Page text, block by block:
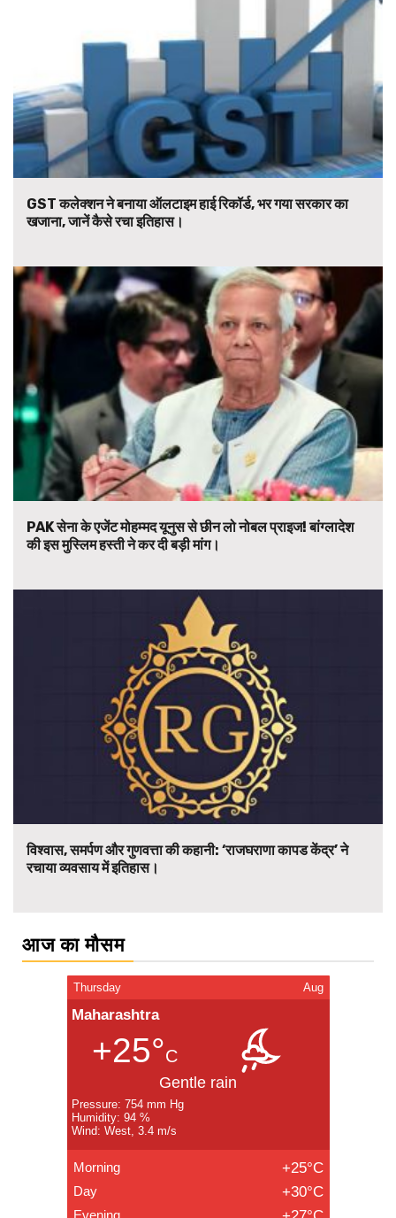
GST कलेक्शन ने बनाया ऑलटाइम हाई रिकॉर्ड, भर गया सरकार का
खजाना, जानें कैसे रचा इतिहास।
PAK सेना के एजेंट मोहम्मद यूनुस से छीन लो नोबल प्राइज! बांग्लादेश
की इस मुस्लिम हस्ती ने कर दी बड़ी मांग।
विश्वास, समर्पण और गुणवत्ता की कहानी: ‘राजघराणा कापड केंद्र’ ने
रचाया व्यवसाय में इतिहास।
आज का मौसम
Thursday Aug
Maharashtra
+25°C
Gentle rain
Pressure: 754 mm Hg
Humidity: 94 %
Wind: West, 3.4 m/s
Morning +25°C
Day +30°C
Evening